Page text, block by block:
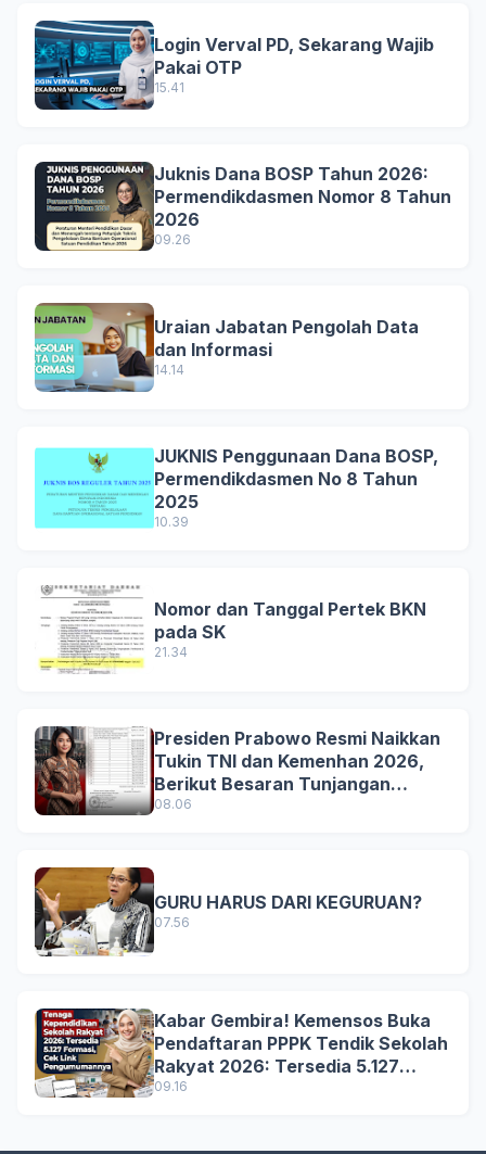
Login Verval PD, Sekarang Wajib
Pakai OTP
15.41
Juknis Dana BOSP Tahun 2026:
Permendikdasmen Nomor 8 Tahun
2026
09.26
Uraian Jabatan Pengolah Data
dan Informasi
14.14
JUKNIS Penggunaan Dana BOSP,
Permendikdasmen No 8 Tahun
2025
10.39
Nomor dan Tanggal Pertek BKN
pada SK
21.34
Presiden Prabowo Resmi Naikkan
Tukin TNI dan Kemenhan 2026,
Berikut Besaran Tunjangan
Terbaru
08.06
GURU HARUS DARI KEGURUAN?
07.56
Kabar Gembira! Kemensos Buka
Pendaftaran PPPK Tendik Sekolah
Rakyat 2026: Tersedia 5.127
Formasi, Simak Syarat dan
09.16